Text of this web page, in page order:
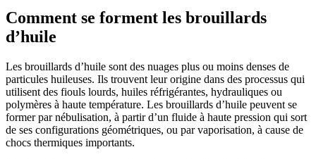
Comment se forment les brouillards
d’huile
Les brouillards d’huile sont des nuages plus ou moins denses de
particules huileuses. Ils trouvent leur origine dans des processus qui
utilisent des fiouls lourds, huiles réfrigérantes, hydrauliques ou
polymères à haute température. Les brouillards d’huile peuvent se
former par nébulisation, à partir d’un fluide à haute pression qui sort
de ses configurations géométriques, ou par vaporisation, à cause de
chocs thermiques importants.